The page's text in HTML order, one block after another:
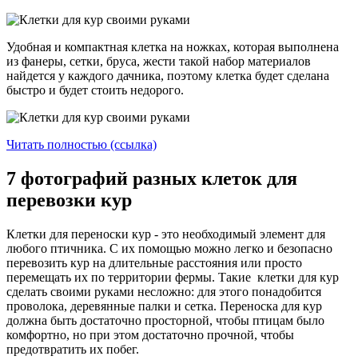
Удобная и компактная клетка на ножках, которая выполнена
из фанеры, сетки, бруса, жести такой набор материалов
найдется у каждого дачника, поэтому клетка будет сделана
быстро и будет стоить недорого.
Читать полностью (ссылка)
7 фотографий разных клеток для
перевозки кур
Клетки для переноски кур - это необходимый элемент для
любого птичника. С их помощью можно легко и безопасно
перевозить кур на длительные расстояния или просто
перемещать их по территории фермы. Такие клетки для кур
сделать своими руками несложно: для этого понадобится
проволока, деревянные палки и сетка. Переноска для кур
должна быть достаточно просторной, чтобы птицам было
комфортно, но при этом достаточно прочной, чтобы
предотвратить их побег.